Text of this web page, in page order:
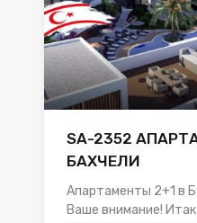
SA-2352
БАХЧЕЛИ
Апартаменты 2+1 в
Ваше внимание!